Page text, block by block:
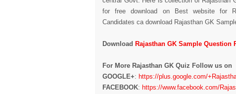
for free download on Best website for
Candidates ca download Rajasthan GK
Download Rajasthan GK Sample Question
For More Rajasthan GK Quiz Follow us on
GOOGLE+: https://plus.google.com/
FACEBOOK: https://www.facebook.com/